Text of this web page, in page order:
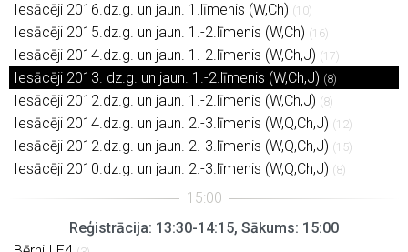
Iesācēji 2016.dz.g. un jaun. 1.līmenis (W,Ch) (10)
Iesācēji 2015.dz.g. un jaun. 1.-2.līmenis (W,Ch) (16)
Iesācēji 2014.dz.g. un jaun. 1.-2.līmenis (W,Ch,J) (17)
Iesācēji 2013. dz.g. un jaun. 1.-2.līmenis (W,Ch,J) (8)
Iesācēji 2012.dz.g. un jaun. 1.-2.līmenis (W,Ch,J) (8)
Iesācēji 2014.dz.g. un jaun. 2.-3.līmenis (W,Q,Ch,J) (12)
Iesācēji 2012.dz.g. un jaun. 2.-3.līmenis (W,Q,Ch,J) (15)
Iesācēji 2010.dz.g. un jaun. 2.-3.līmenis (W,Q,Ch,J) (8)
Reģistrācija: 13:30-14:15, Sākums: 15:00